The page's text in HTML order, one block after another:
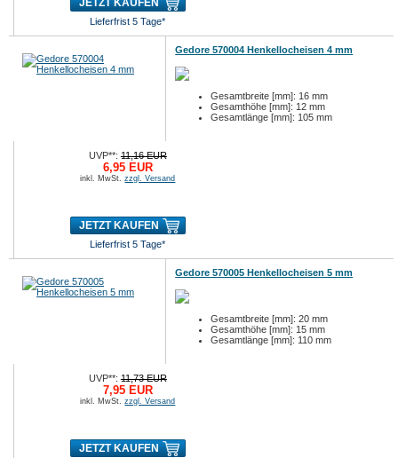
JETZT KAUFEN
Lieferfrist 5 Tage*
Gedore 570004 Henkellocheisen 4 mm
Gesamtbreite [mm]: 16 mm
Gesamthöhe [mm]: 12 mm
Gesamtlänge [mm]: 105 mm
UVP**:11,16 EUR
6,95 EUR
inkl. MwSt.zzgl. Versand
JETZT KAUFEN
Lieferfrist 5 Tage*
Gedore 570005 Henkellocheisen 5 mm
Gesamtbreite [mm]: 20 mm
Gesamthöhe [mm]: 15 mm
Gesamtlänge [mm]: 110 mm
UVP**:11,73 EUR
7,95 EUR
inkl. MwSt.zzgl. Versand
JETZT KAUFEN